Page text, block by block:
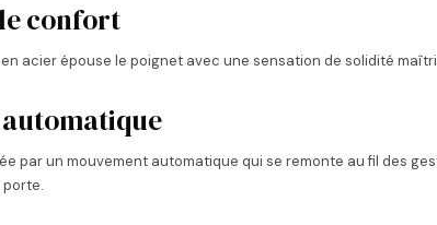
confort
acier épouse le poignet avec une sensation de solidité
par un mouvement automatique qui se remonte au fil des
porte.